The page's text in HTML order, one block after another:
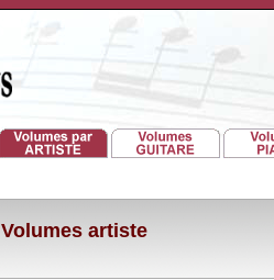
Volumes artiste